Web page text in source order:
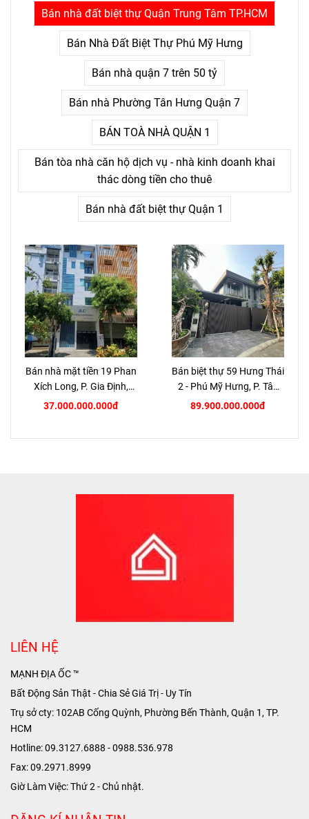
phải là khó khăn lớn, mà là
nỗi đau kéo dài không thấy
điểm kết.
Bán nhà đất biệt thự Quận Trung Tâm TP.HCM
Bán Nhà Đất Biệt Thự Phú Mỹ Hưng
Bán nhà quận 7 trên 50 tỷ
Bán nhà Phường Tân Hưng Quận 7
BÁN TOÀ NHÀ QUẬN 1
Bán tòa nhà căn hộ dịch vụ - nhà kinh doanh khai
thác dòng tiền cho thuê
Bán nhà đất biệt thự Quận 1
Bán nhà mặt tiền 19 Phan
Xích Long, P. Gia Định,
TP.HCM
37.000.000.000đ
Bán biệt thự 59 Hưng Thái
2 - Phú Mỹ Hưng, P. Tân
Hưng, Quận 7
89.900.000.000đ
LIÊN HỆ
MẠNH ĐỊA ỐC ™
Bất Động Sản Thật - Chia Sẻ Giá Trị - Uy Tín
Trụ sở cty: 102AB Cống Quỳnh, Phường Bến Thành, Quận 1, TP.
HCM
Hotline: 09.3127.6888 - 0988.536.978
Fax: 09.2971.8999
Giờ Làm Việc: Thứ 2 - Chủ nhật.